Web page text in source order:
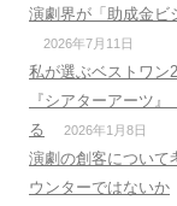
演劇界が「助成金ビ
2026年7月11日
私が選ぶベストワン
『シアターアーツ
る
2026年1月8日
演劇の創客について
ウンターではないか